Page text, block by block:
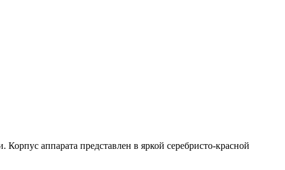
аппарата представлен в яркой серебристо-красной